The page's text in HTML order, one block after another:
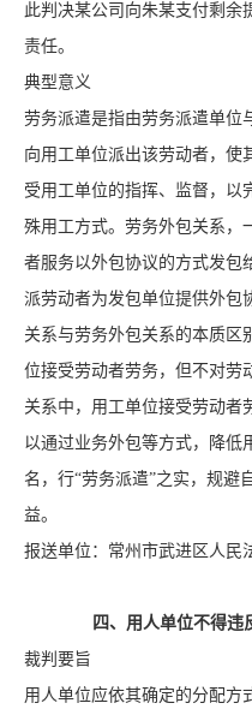
此判决某公司向朱某支付剩余
责任。
典型意义
劳务派遣是指由劳务派遣单位
向用工单位派出该劳动者，使
受用工单位的指挥、监督，以
殊用工方式。劳务外包关系，
者服务以外包协议的方式发包
派劳动者为发包单位提供外包
关系与劳务外包关系的本质区
位接受劳动者劳务，但不对劳
关系中，用工单位接受劳动者
以通过业务外包等方式，降低
名，行“劳务派遣”之实，规避
益。
报送单位：常州市武进区人民
四、用人单位不得违
裁判要旨
用人单位应依其确定的分配方